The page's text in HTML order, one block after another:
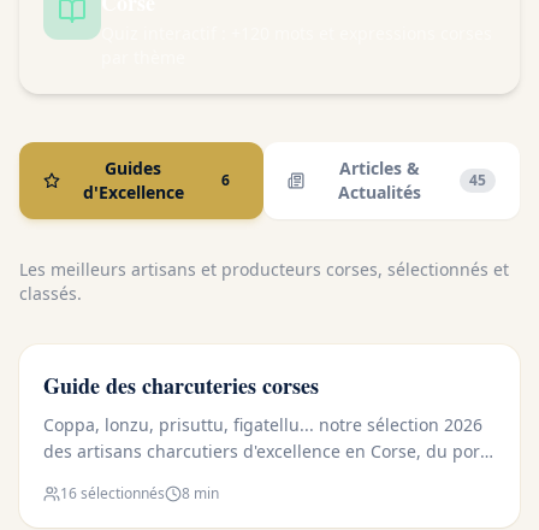
Guides
d'Excellence
6
Articles &
Actualités
45
Les meilleurs artisans et producteurs corses, sélectionnés et
classés.
Guide des charcuteries corses
Coppa, lonzu, prisuttu, figatellu... notre sélection 2026
des artisans charcutiers d'excellence en Corse, du porc
16sélectionnés 8 min